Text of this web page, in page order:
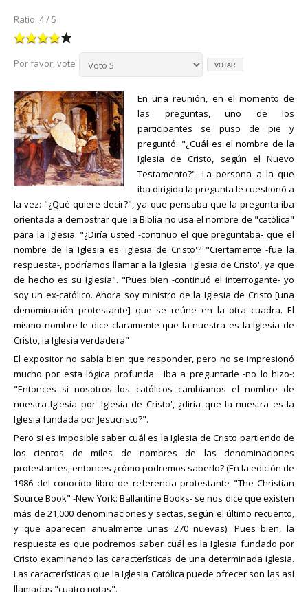
Ratio: 4/5
Por favor, vote
En una reunión, en el momento de
las preguntas, uno de los
participantes se puso de pie y
preguntó: "¿Cuál es el nombre de la
Iglesia de Cristo, según el Nuevo
Testamento?". La persona a la que
iba dirigida la pregunta le cuestionó a
la vez: "¿Qué quiere decir?", ya que pensaba que la pregunta iba
orientada a demostrar que la Biblia no usa el nombre de "católica"
para la Iglesia. "¿Diría usted -continuo el que preguntaba- que el
nombre de la Iglesia es 'Iglesia de Cristo'? "Ciertamente -fue la
respuesta-, podríamos llamar a la Iglesia 'Iglesia de Cristo', ya que
de hecho es su Iglesia". "Pues bien -continuó el interrogante- yo
soy un ex-católico. Ahora soy ministro de la Iglesia de Cristo [una
denominación protestante] que se reúne en la otra cuadra. El
mismo nombre le dice claramente que la nuestra es la Iglesia de
Cristo, la Iglesia verdadera"
El expositor no sabía bien que responder, pero no se impresionó
mucho por esta lógica profunda... Iba a preguntarle -no lo hizo-:
"Entonces si nosotros los católicos cambiamos el nombre de
nuestra Iglesia por 'Iglesia de Cristo', ¿diría que la nuestra es la
Iglesia fundada por Jesucristo?".
Pero si es imposible saber cuál es la Iglesia de Cristo partiendo de
los cientos de miles de nombres de las denominaciones
protestantes, entonces ¿cómo podremos saberlo? (En la edición de
1986 del conocido libro de referencia protestante "The Christian
Source Book" -New York: Ballantine Books- se nos dice que existen
más de 21,000 denominaciones y sectas, según el último recuento,
y que aparecen anualmente unas 270 nuevas). Pues bien, la
respuesta es que podremos saber cuál es la Iglesia fundado por
Cristo examinando las características de una determinada iglesia.
Las características que la Iglesia Católica puede ofrecer son las así
llamadas "cuatro notas".